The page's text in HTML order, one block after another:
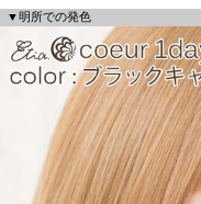
▼明所での発色